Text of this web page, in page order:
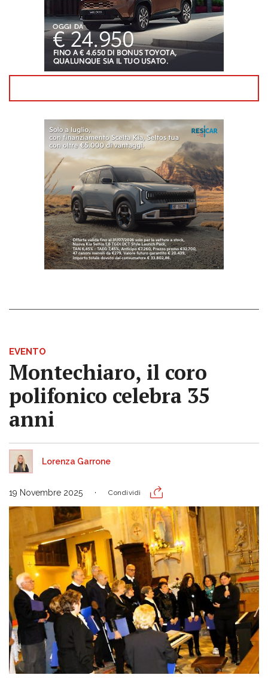
EVENTO
Montechiaro, il coro
polifonico celebra 35
anni
Lorenza Garrone
19 Novembre 2025 Condividi